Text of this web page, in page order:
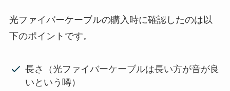
光ファイバーケーブルの購入時に確認したのは以
下のポイントです。
長さ（光ファイバーケーブルは長い方が音が良
いという噂）